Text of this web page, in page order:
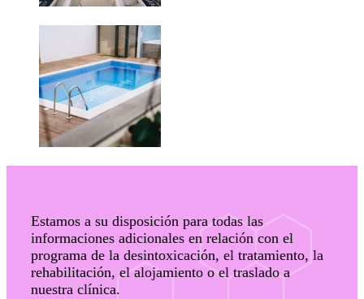
Estamos a su disposición para todas las
informaciones adicionales en relación con el
programa de la desintoxicación, el tratamiento, la
rehabilitación, el alojamiento o el traslado a
nuestra clínica.